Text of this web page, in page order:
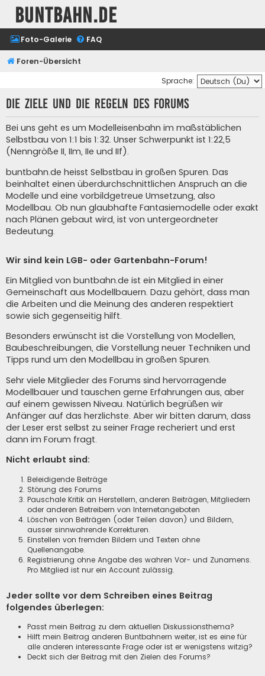
buntbahn.de
Foto-Galerie FAQ
Foren-Übersicht
Sprache:
Die Ziele und die Regeln des Forums
Bei uns geht es um Modelleisenbahn im maßstäblichen
Selbstbau von 1:1 bis 1:32. Unser Schwerpunkt ist 1:22,5
(Nenngröße II, IIm, IIe und IIf).
buntbahn.de heisst Selbstbau in großen Spuren. Das
beinhaltet einen überdurchschnittlichen Anspruch an die
Modelle und eine vorbildgetreue Umsetzung, also
Modellbau. Ob nun glaubhafte Fantasiemodelle oder exakt
nach Plänen gebaut wird, ist von untergeordneter
Bedeutung.
Wir sind kein LGB- oder Gartenbahn-Forum!
Ein Mitglied von buntbahn.de ist ein Mitglied in einer
Gemeinschaft aus Modellbauern. Dazu gehört, dass man
die Arbeiten und die Meinung des anderen respektiert
sowie sich gegenseitig hilft.
Besonders erwünscht ist die Vorstellung von Modellen,
Baubeschreibungen, die Vorstellung neuer Techniken und
Tipps rund um den Modellbau in großen Spuren.
Sehr viele Mitglieder des Forums sind hervorragende
Modellbauer und tauschen gerne Erfahrungen aus, aber
auf einem gewissen Niveau. Natürlich begrüßen wir
Anfänger auf das herzlichste. Aber wir bitten darum, dass
der Leser erst selbst zu seiner Frage recheriert und erst
dann im Forum fragt.
Nicht erlaubt sind:
Beleidigende Beiträge
Störung des Forums
Pauschale Kritik an Herstellern, anderen Beiträgen, Mitgliedern
oder anderen Betreibern von Internetangeboten
Löschen von Beiträgen (oder Teilen davon) und Bildern,
ausser sinnwahrende Korrekturen.
Einstellen von fremden Bildern und Texten ohne
Quellenangabe.
Registrierung ohne Angabe des wahren Vor- und Zunamens.
Pro Mitglied ist nur ein Account zulässig.
Jeder sollte vor dem Schreiben eines Beitrag
folgendes überlegen:
Passt mein Beitrag zu dem aktuellen Diskussionsthema?
Hilft mein Beitrag anderen Buntbahnern weiter, ist es eine für
alle anderen interessante Frage oder ist er wenigstens witzig?
Deckt sich der Beitrag mit den Zielen des Forums?